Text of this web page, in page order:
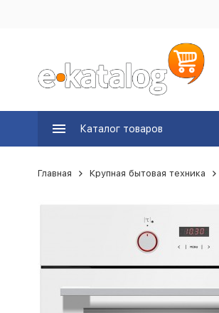
Каталог товаров
Главная Крупная бытовая техника